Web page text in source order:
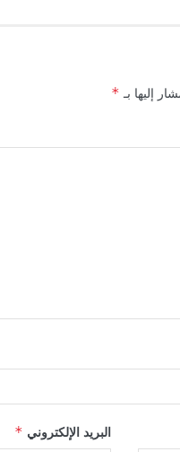
إليها بـ *
البريد الإلكتروني *